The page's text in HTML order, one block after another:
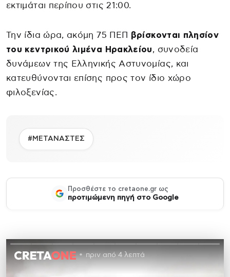
εκτιμάται περίπου στις 21:00.
Την ίδια ώρα, ακόμη 75 ΠΕΠ βρίσκονται πλησίον
του κεντρικού λιμένα Ηρακλείου, συνοδεία
δυνάμεων της Ελληνικής Αστυνομίας, και
κατευθύνονται επίσης προς τον ίδιο χώρο
φιλοξενίας.
#ΜΕΤΑΝΑΣΤΕΣ
Προσθέστε το cretaone.gr ως
προτιμώμενη πηγή στο Google
πριν από 4 λεπτά